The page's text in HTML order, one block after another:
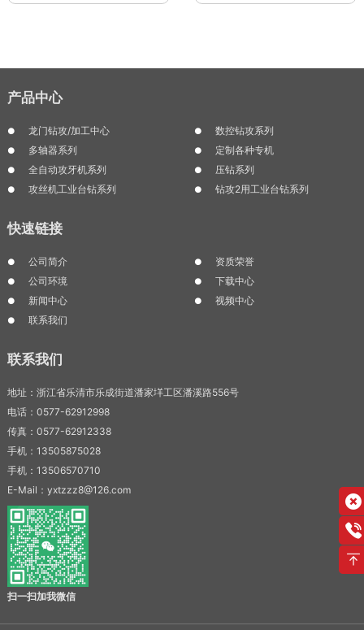
产品中心
龙门钻攻/加工中心
数控钻攻系列
多轴器系列
定制各种专机
全自动攻牙机系列
压钻系列
攻丝机工业台钻系列
钻攻2用工业台钻系列
快速链接
公司简介
资质荣誉
公司环境
下载中心
新闻中心
视频中心
联系我们
联系我们
地址：浙江省乐清市乐成街道潘家垟工区潘溪路556号
电话：0577-62912998
传真：0577-62912338
手机：13505875028
手机：13506570710
E-Mail：yxtzzz8@126.com
扫一扫加我微信